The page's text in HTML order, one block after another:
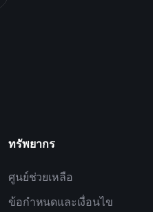
ทรัพยากร
ศูนย์ช่วยเหลือ
ข้อกำหนดและเงื่อนไข